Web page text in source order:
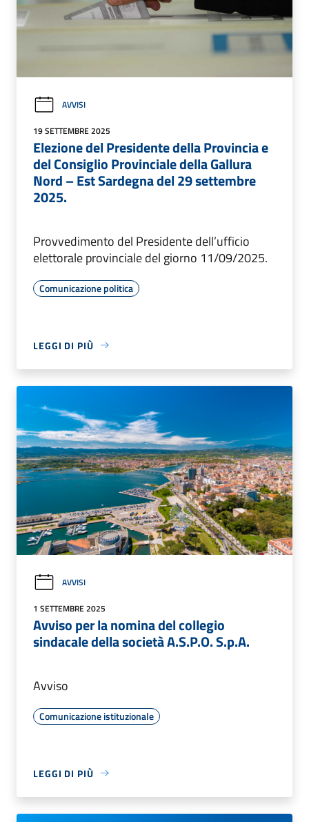
AVVISI
19 SETTEMBRE 2025
Elezione del Presidente della Provincia e
del Consiglio Provinciale della Gallura
Nord – Est Sardegna del 29 settembre
2025.
Provvedimento del Presidente dell’ufficio
elettorale provinciale del giorno 11/09/2025.
Comunicazione politica
LEGGI DI PIÙ
AVVISI
1 SETTEMBRE 2025
Avviso per la nomina del collegio
sindacale della società A.S.P.O. S.p.A.
Avviso
Comunicazione istituzionale
LEGGI DI PIÙ